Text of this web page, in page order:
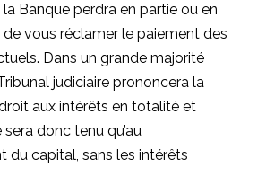
la Banque perdra en partie ou en
vous réclamer le paiement des
Dans un grande majorité
judiciaire prononcera la
aux intérêts en totalité et
sera donc tenu qu’au
du capital, sans les intérêts